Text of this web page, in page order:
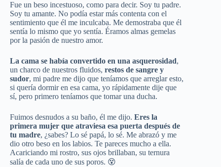
Fue un beso incestuoso, como para decir. Soy tu padre.
Soy tu amante. No podía estar más contenta con el
sentimiento que él me inculcaba. Me demostraba que él
sentía lo mismo que yo sentía. Éramos almas gemelas
por la pasión de nuestro amor.
La cama se había convertido en una asquerosidad,
un charco de nuestros fluidos, restos de sangre y
sudor, mi padre me dijo que teníamos que arreglar esto,
si quería dormir en esa cama, yo rápidamente dije que
sí, pero primero teníamos que tomar una ducha.
Fuimos desnudos a su baño, él me dijo. Eres la
primera mujer que atraviesa esa puerta después de
tu madre, ¿sabes? Lo sé papá, lo sé. Me abrazó y me
dio otro beso en los labios. Te pareces mucho a ella.
Acariciando mi rostro, sus ojos brillaban, su ternura
salía de cada uno de sus poros. 😵